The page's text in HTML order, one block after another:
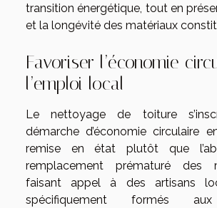
transition énergétique, tout en
et la longévité des matériaux
Favoriser l’économie
l’emploi local
Le nettoyage de toiture
démarche d’économie circulaire
remise en état plutôt que
remplacement prématuré des
faisant appel à des artisans
spécifiquement formés